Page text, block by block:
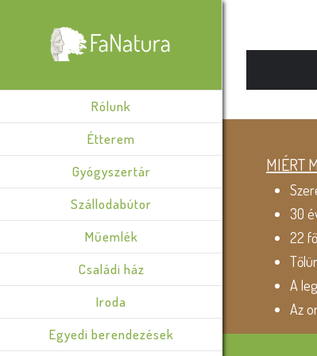
Rólunk
Étterem
Gyógyszertár
Szállodabútor
Műemlék
Családi ház
Iroda
Egyedi berendezések
MIÉRT
30
22
A
Az